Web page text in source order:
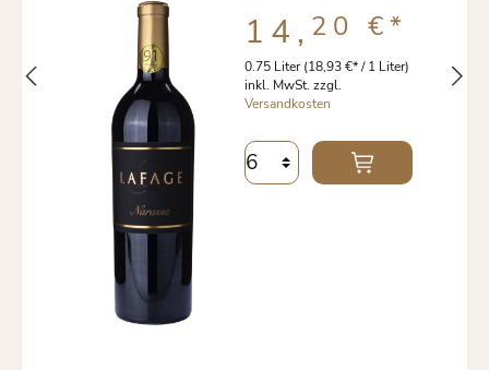
0.75 Liter(18,93 €* / 1 Liter)
inkl. MwSt. zzgl.
Versandkosten
14, 20 €*